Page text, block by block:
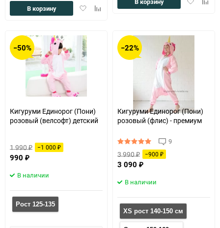
ДобавитьДобавить
В корзину
−50%
Кигуруми Единорог (Пони)
розовый (велсофт) детский
1 990₽ −1 000 ₽
990 ₽
В наличии
Рост 125-135
−22%
Кигуруми Единорог (Пони)
розовый (флис) - премиум
9
3 990₽ −900 ₽
3 090 ₽
В наличии
XS рост 140-150 см